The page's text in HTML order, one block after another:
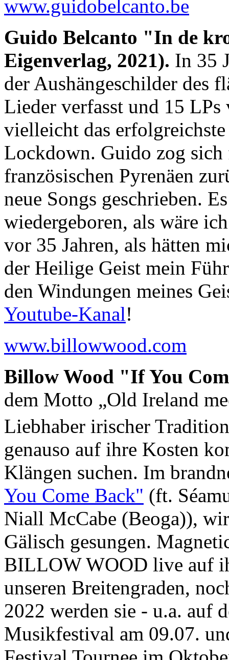
www.guidobelcanto.be
Guido Belcanto "In de
Eigenverlag, 2021). In 35
der Aushängeschilder des
Lieder verfasst und 15
vielleicht das
Lockdown. Guido zog
französischen Pyrenäen
neue Songs geschrieben.
wiedergeboren, als wäre
vor 35 Jahren, als hätten
der Heilige Geist mein
den Windungen meines
Youtube-Kanal!
www.billowwood.com
Billow Wood "If You
dem Motto „Old Ireland
Liebhaber irischer
genauso auf ihre Kosten
Klängen suchen. Im
You Come Back" (ft.
Niall McCabe (Beoga)),
Gälisch gesungen.
BILLOW WOOD live auf
unseren Breitengraden,
2022 werden sie - u.a. auf
Musikfestival am 09.07.